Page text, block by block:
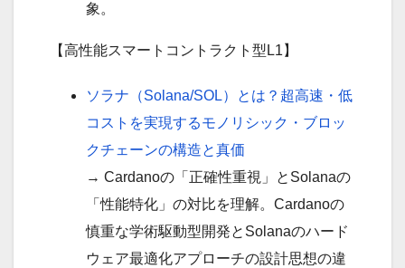
象。
【高性能スマートコントラクト型L1】
ソラナ（Solana/SOL）とは？超高速・低
コストを実現するモノリシック・ブロッ
クチェーンの構造と真価
→ Cardanoの「正確性重視」とSolanaの
「性能特化」の対比を理解。Cardanoの
慎重な学術駆動型開発とSolanaのハード
ウェア最適化アプローチの設計思想の違